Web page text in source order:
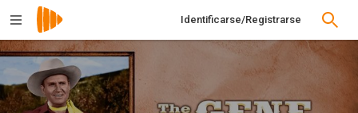
Identificarse/Registrarse